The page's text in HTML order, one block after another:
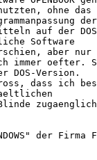
nutzten, ohne
auf der
Software
aber nur
immer oefter.
Version.
dass ich
der Firma